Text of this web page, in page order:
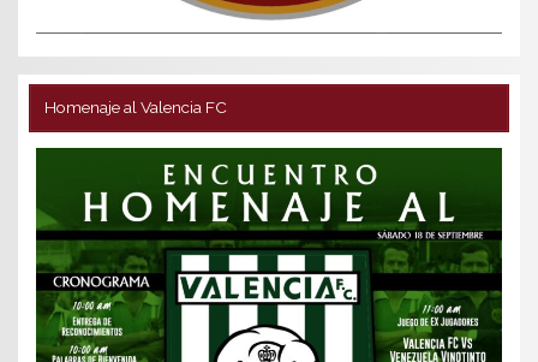
Homenaje al Valencia FC